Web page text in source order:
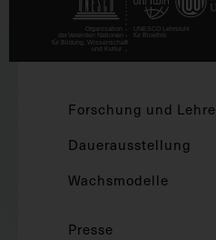
Forschung und Lehre
Dauerausstellung
Wachsmodelle
Presse